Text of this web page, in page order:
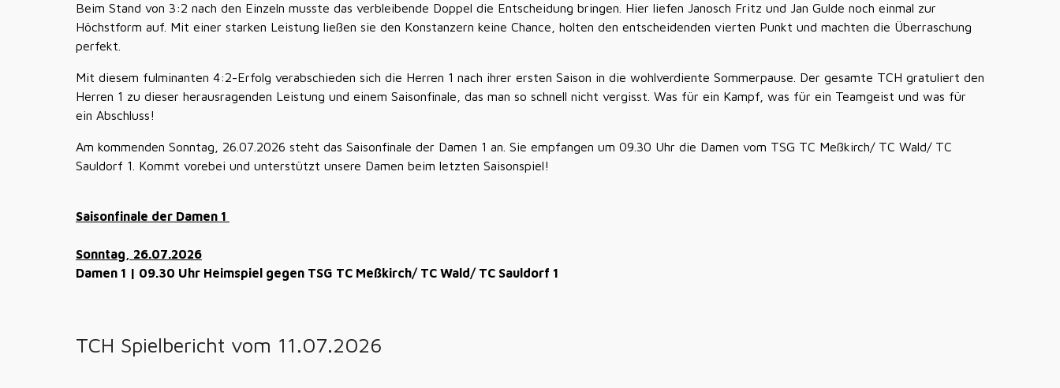
Beim Stand von 3:2 nach den Einzeln musste das verbleibende Doppel die Entscheidung bringen. Hier liefen Janosch Fritz und Jan Gulde noch einmal zur
Höchstform auf. Mit einer starken Leistung ließen sie den Konstanzern keine Chance, holten den entscheidenden vierten Punkt und machten die Überraschung
perfekt.
Mit diesem fulminanten 4:2-Erfolg verabschieden sich die Herren 1 nach ihrer ersten Saison in die wohlverdiente Sommerpause. Der gesamte TCH gratuliert den
Herren 1 zu dieser herausragenden Leistung und einem Saisonfinale, das man so schnell nicht vergisst. Was für ein Kampf, was für ein Teamgeist und was für
ein Abschluss!
Am kommenden Sonntag, 26.07.2026 steht das Saisonfinale der Damen 1 an. Sie empfangen um 09.30 Uhr die Damen vom TSG TC Meßkirch/ TC Wald/ TC
Sauldorf 1. Kommt vorebei und unterstützt unsere Damen beim letzten Saisonspiel!
Saisonfinale der Damen 1
Sonntag, 26.07.2026
Damen 1 | 09.30 Uhr Heimspiel gegen TSG TC Meßkirch/ TC Wald/ TC Sauldorf 1
TCH Spielbericht vom 11.07.2026